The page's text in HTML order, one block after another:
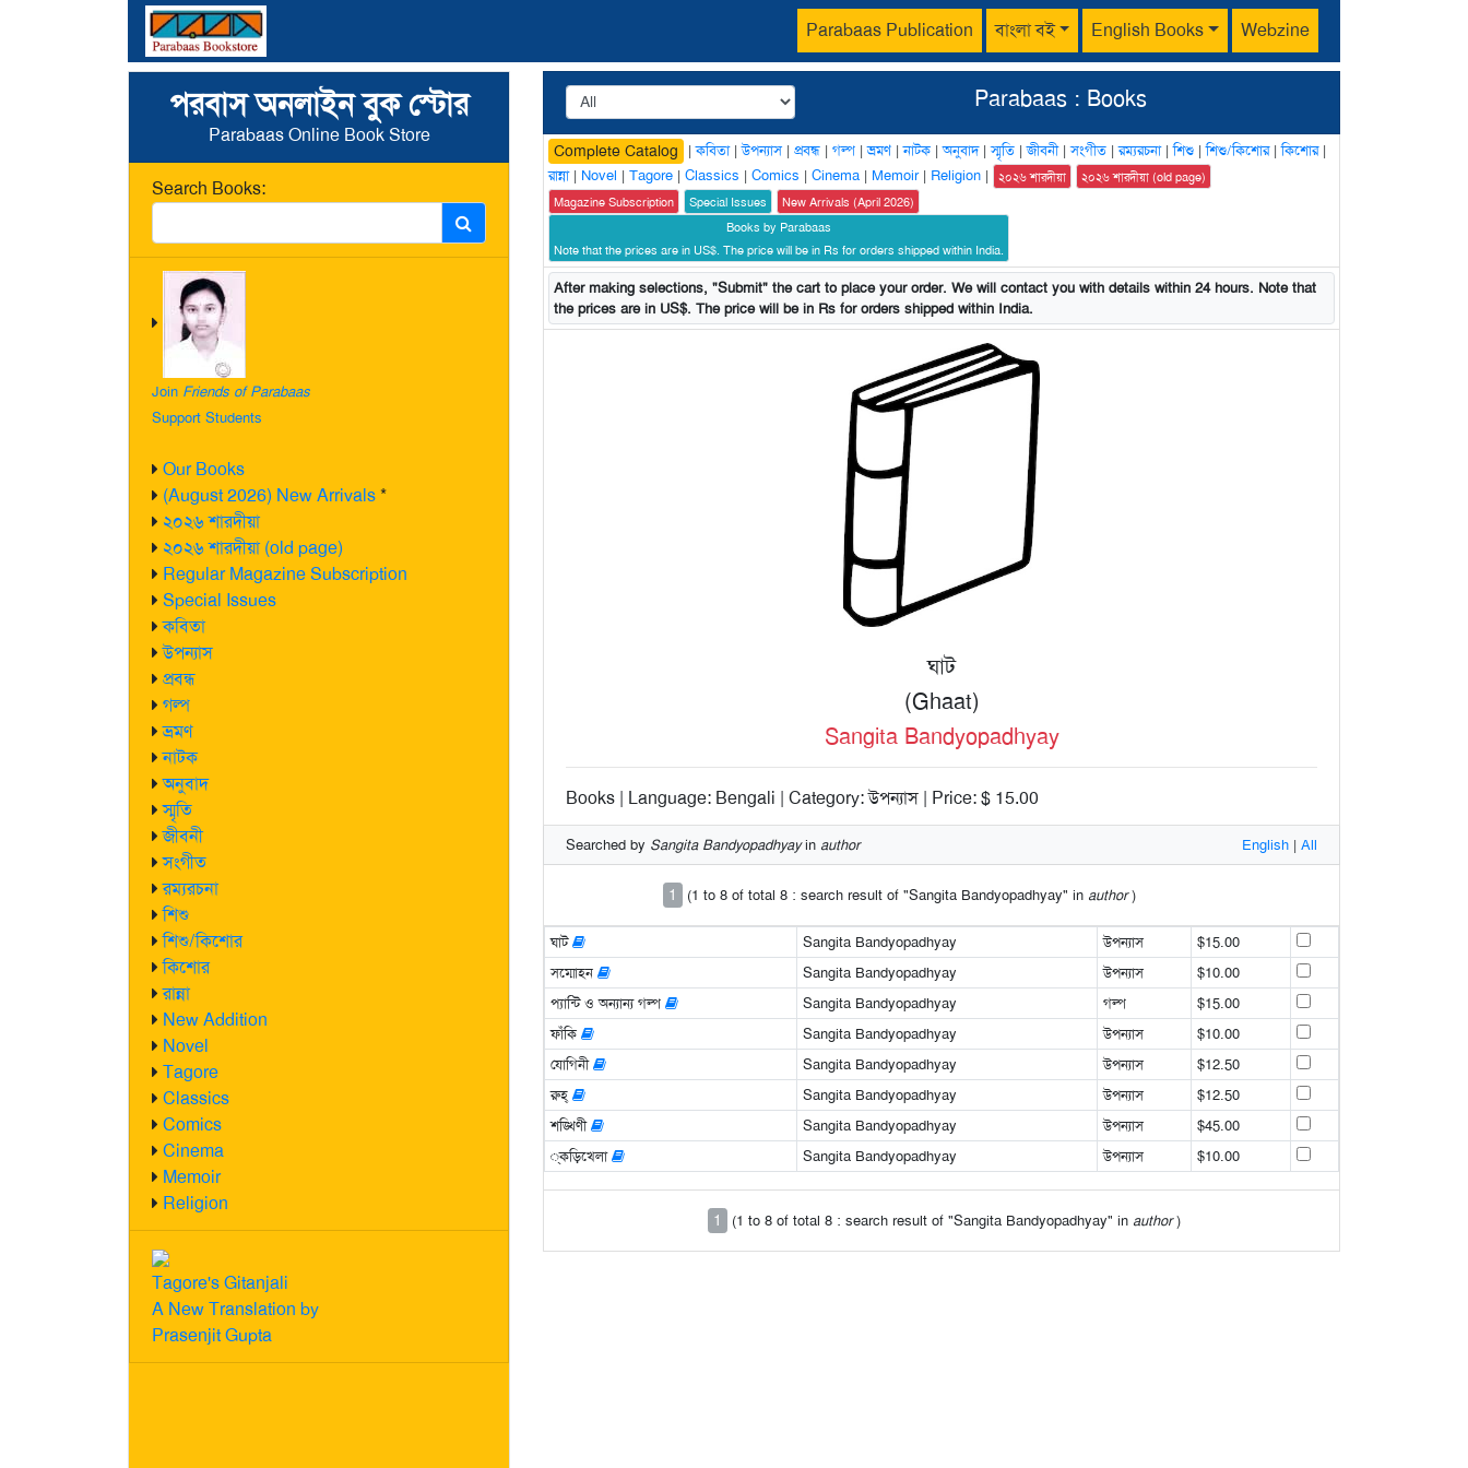
Parabaas Publication বাংলা বই English Books Webzine
পরবাস অনলাইন বুক স্টোর
Parabaas Online Book Store
Search Books:
Join Friends of Parabaas
Support Students
Our Books
(August 2026) New Arrivals*
২০২৬ শারদীয়া
২০২৬ শারদীয়া (old page)
Regular Magazine Subscription
Special Issues
কবিতা
উপন্যাস
প্রবন্ধ
গল্প
ভ্রমণ
নাটক
অনুবাদ
স্মৃতি
জীবনী
সংগীত
রম্যরচনা
শিশু
শিশু/কিশোর
কিশোর
রান্না
New Addition
Novel
Tagore
Classics
Comics
Cinema
Memoir
Religion
Tagore's Gitanjali
A New Translation by
Prasenjit Gupta
Parabaas : Books
Complete Catalog |কবিতা|উপন্যাস| প্রবন্ধ | গল্প |ভ্রমণ|নাটক |অনুবাদ|স্মৃতি |জীবনী|সংগীত |রম্যরচনা|শিশু |শিশু/কিশোর|কিশোর|
রান্না| Novel | Tagore | Classics | Comics | Cinema | Memoir| Religion | ২০২৬ শারদীয়া
২০২৬ শারদীয়া (old page)
Magazine Subscription
Special Issues
New Arrivals (April 2026)
Books by Parabaas
Note that the prices are in US$. The price will be in Rs for orders shipped within India.
After making selections, "Submit" the cart to place your order. We will contact you with details within 24 hours. Note that
the prices are in US$. The price will be in Rs for orders shipped within India.
ঘাট
(Ghaat)
Sangita Bandyopadhyay
Books | Language: Bengali | Category: উপন্যাস | Price: $ 15.00
Searched by Sangita Bandyopadhyayin author English | All
1 (1 to 8 of total 8 : search result of "Sangita Bandyopadhyay" in author)
ঘাট Sangita Bandyopadhyay উপন্যাস
$15.00
সম্মোহন
Sangita Bandyopadhyay উপন্যাস
$10.00
প্যান্টি ও অন্যান্য গল্প
Sangita Bandyopadhyay গল্প
$15.00
ফাঁকি
Sangita Bandyopadhyay উপন্যাস
$10.00
যোগিনী
Sangita Bandyopadhyay উপন্যাস
$12.50
রুহ্‌
Sangita Bandyopadhyay উপন্যাস
$12.50
শঙ্খিণী
Sangita Bandyopadhyay উপন্যাস
$45.00
্কড়িখেলা
Sangita Bandyopadhyay উপন্যাস $10.00
1 (1 to 8 of total 8 : search result of "Sangita Bandyopadhyay" in author)